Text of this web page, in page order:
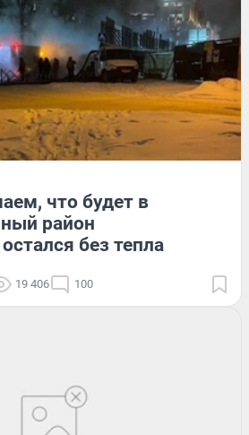
что будет в
район
без тепла
19 406 100